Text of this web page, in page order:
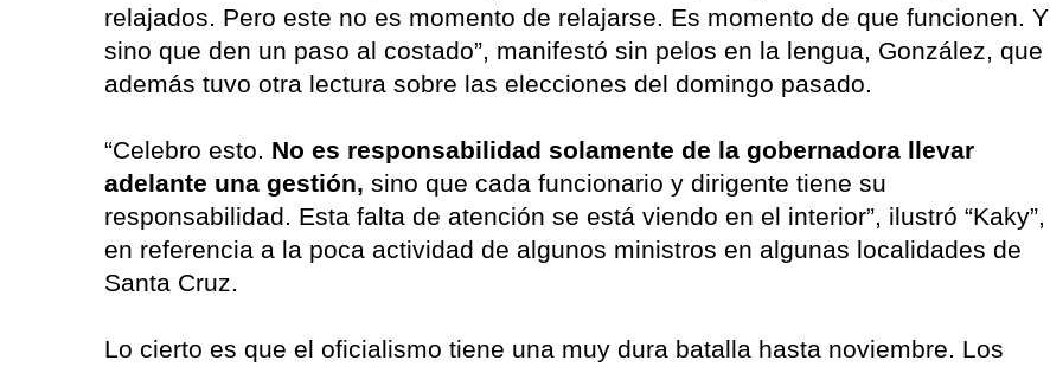
relajados. Pero este no es momento de relajarse. Es momento de que funcionen. Y
sino que den un paso al costado”, manifestó sin pelos en la lengua, González, que
además tuvo otra lectura sobre las elecciones del domingo pasado.
“Celebro esto. No es responsabilidad solamente de la gobernadora llevar
adelante una gestión, sino que cada funcionario y dirigente tiene su
responsabilidad. Esta falta de atención se está viendo en el interior”, ilustró “Kaky”,
en referencia a la poca actividad de algunos ministros en algunas localidades de
Santa Cruz.
Lo cierto es que el oficialismo tiene una muy dura batalla hasta noviembre. Los